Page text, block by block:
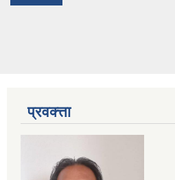
प्रवक्त्ता